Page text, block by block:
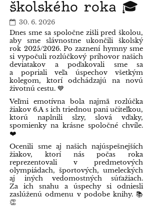
školského roka 🎓
30. 6. 2026
Dnes sme sa spoločne zišli pred školou,
aby sme slávnostne ukončili školský
rok 2025/2026. Po zaznení hymny sme
si vypočuli rozlúčkový príhovor našich
deviatakov a poďakovali sme sa
a popriali veľa úspechov všetkým
kolegom, ktorí odchádzajú na novú
životnú cestu. 💙
Veľmi emotívna bola najmä rozlúčka
žiakov 6.A s ich triednou pani učiteľkou,
ktorú naplnili slzy, slová vďaky,
spomienky na krásne spoločné chvíle.
❤️
Ocenili sme aj našich najúspešnejších
žiakov, ktorí nás počas roka
reprezentovali v predmetových
olympiádach, športových, umeleckých
aj iných vedomostných súťažiach.
Za ich snahu a úspechy si odniesli
zaslúženú odmenu v podobe knihy. 📚
👏